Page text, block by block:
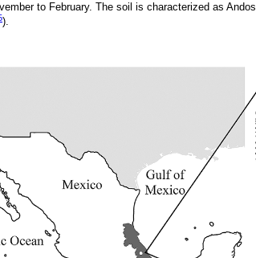
to February. The soil is characterized as
).